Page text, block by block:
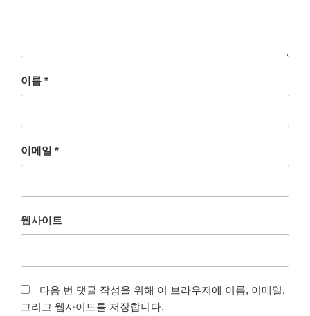
이름 *
이메일 *
웹사이트
다음 번 댓글 작성을 위해 이 브라우저에 이름, 이메일,
그리고 웹사이트를 저장합니다.